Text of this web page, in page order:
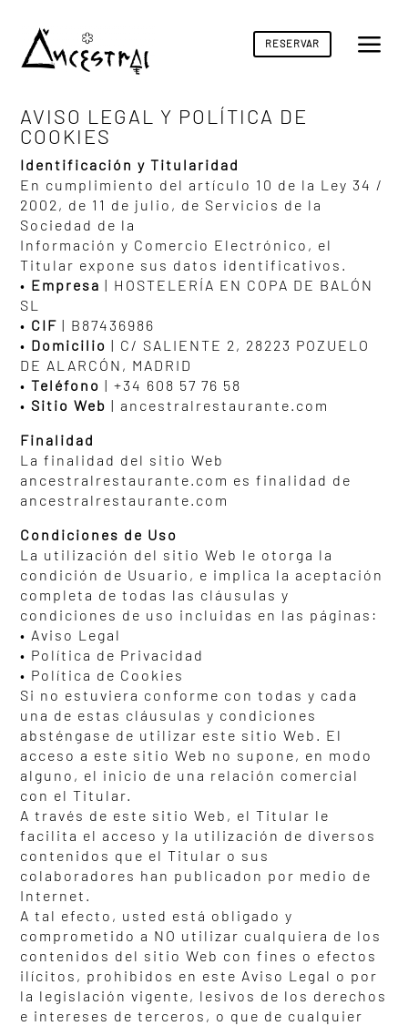
RESERVAR a
AVISO LEGAL Y POLÍTICA DE
COOKIES
Identificación y Titularidad
En cumplimiento del artículo 10 de la Ley 34 /
2002, de 11 de julio, de Servicios de la
Sociedad de la
Información y Comercio Electrónico, el
Titular expone sus datos identificativos.
• Empresa | HOSTELERÍA EN COPA DE BALÓN
SL
• CIF | B87436986
• Domicilio | C/ SALIENTE 2, 28223 POZUELO
DE ALARCÓN, MADRID
•Teléfono |+34 608 57 76 58
• Sitio Web | ancestralrestaurante.com
Finalidad
La finalidad del sitio Web
ancestralrestaurante.com es finalidad de
ancestralrestaurante.com
Condiciones de Uso
La utilización del sitio Web le otorga la
condición de Usuario, e implica la aceptación
completa de todas las cláusulas y
condiciones de uso incluidas en las páginas:
• Aviso Legal
• Política de Privacidad
• Política de Cookies
Si no estuviera conforme con todas y cada
una de estas cláusulas y condiciones
absténgase de utilizar este sitio Web. El
acceso a este sitio Web no supone, en modo
alguno, el inicio de una relación comercial
con el Titular.
A través de este sitio Web, el Titular le
facilita el acceso y la utilización de diversos
contenidos que el Titular o sus
colaboradores han publicadon por medio de
Internet.
A tal efecto, usted está obligado y
comprometido a NO utilizar cualquiera de los
contenidos del sitio Web con fines o efectos
ilícitos, prohibidos en este Aviso Legal o por
la legislación vigente, lesivos de los derechos
e intereses de terceros, o que de cualquier